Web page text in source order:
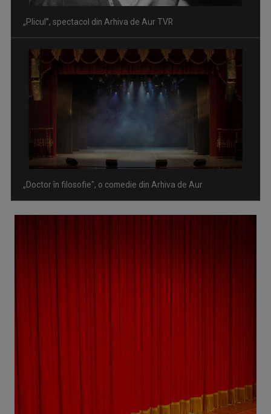
„Plicul”, spectacol din Arhiva de Aur TVR
„Doctor în filosofie", o comedie din Arhiva de Aur